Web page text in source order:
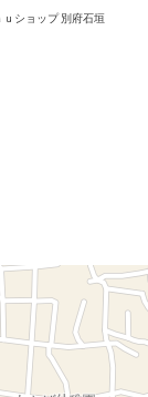
ｕショップ 別府石垣